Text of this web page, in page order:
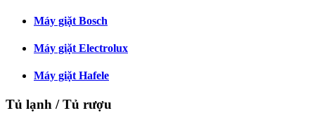
Máy giặt Bosch
Máy giặt Electrolux
Máy giặt Hafele
Tủ lạnh / Tủ rượu